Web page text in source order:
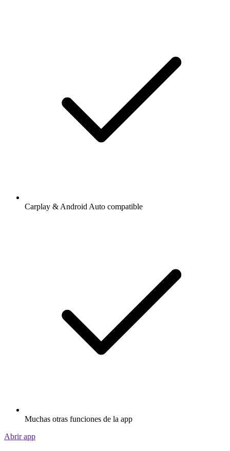
Carplay & Android Auto compatible
Muchas otras funciones de la app
Abrir app